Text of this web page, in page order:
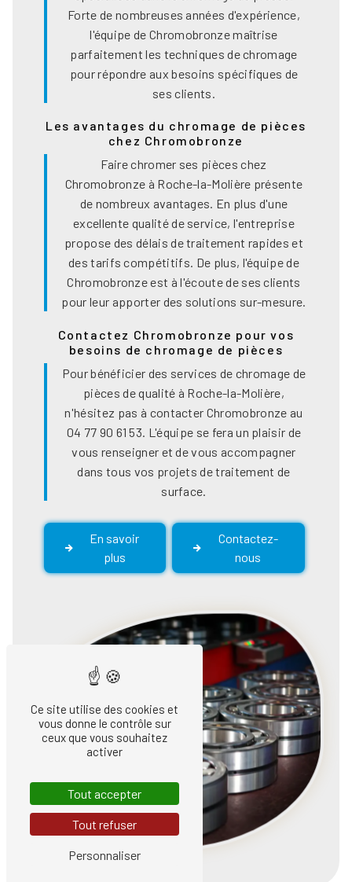
Forte de nombreuses années d'expérience,
l'équipe de Chromobronze maîtrise
parfaitement les techniques de chromage
pour répondre aux besoins spécifiques de
ses clients.
Les avantages du chromage de pièces
chez Chromobronze
Faire chromer ses pièces chez
Chromobronze à Roche-la-Molière présente
de nombreux avantages. En plus d'une
excellente qualité de service, l'entreprise
propose des délais de traitement rapides et
des tarifs compétitifs. De plus, l'équipe de
Chromobronze est à l'écoute de ses clients
pour leur apporter des solutions sur-mesure.
Contactez Chromobronze pour vos
besoins de chromage de pièces
Pour bénéficier des services de chromage de
pièces de qualité à Roche-la-Molière,
n'hésitez pas à contacter Chromobronze au
04 77 90 61 53. L'équipe se fera un plaisir de
vous renseigner et de vous accompagner
dans tous vos projets de traitement de
surface.
En savoir
plus
Contactez-
nous
Ce site utilise des cookies et
vous donne le contrôle sur
ceux que vous souhaitez
activer
Tout accepter
Tout refuser
Personnaliser